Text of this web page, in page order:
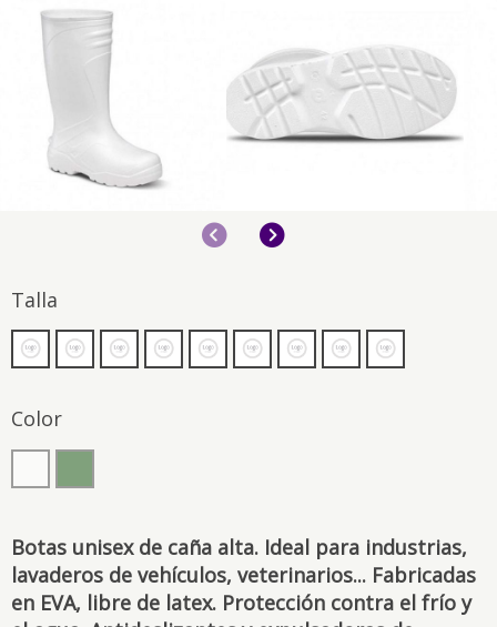
AnteriorSiguiente
Talla
Color
Botas unisex de caña alta. Ideal para industrias,
lavaderos de vehículos, veterinarios... Fabricadas
en EVA, libre de latex. Protección contra el frío y